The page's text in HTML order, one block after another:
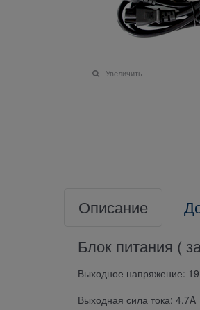
Увеличить
Описание
Блок питания (
Выходное напряжение:
Выходная сила тока: 4.7A